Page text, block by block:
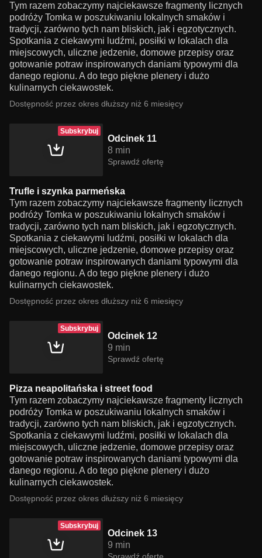
Tym razem zobaczymy najciekawsze fragmenty licznych
podróży Tomka w poszukiwaniu lokalnych smaków i
tradycji, zarówno tych nam bliskich, jak i egzotycznych.
Spotkania z ciekawymi ludźmi, posiłki w lokalach dla
miejscowych, uliczne jedzenie, domowe przepisy oraz
gotowanie potraw inspirowanych daniami typowymi dla
danego regionu. A do tego piękne plenery i dużo
kulinarnych ciekawostek.
Dostępność przez okres dłuższy niż 6 miesięcy
Subskrybuj
Odcinek 11
8 min
Sprawdź ofertę
Trufle i szynka parmeńska
Tym razem zobaczymy najciekawsze fragmenty licznych
podróży Tomka w poszukiwaniu lokalnych smaków i
tradycji, zarówno tych nam bliskich, jak i egzotycznych.
Spotkania z ciekawymi ludźmi, posiłki w lokalach dla
miejscowych, uliczne jedzenie, domowe przepisy oraz
gotowanie potraw inspirowanych daniami typowymi dla
danego regionu. A do tego piękne plenery i dużo
kulinarnych ciekawostek.
Dostępność przez okres dłuższy niż 6 miesięcy
Subskrybuj
Odcinek 12
9 min
Sprawdź ofertę
Pizza neapolitańska i street food
Tym razem zobaczymy najciekawsze fragmenty licznych
podróży Tomka w poszukiwaniu lokalnych smaków i
tradycji, zarówno tych nam bliskich, jak i egzotycznych.
Spotkania z ciekawymi ludźmi, posiłki w lokalach dla
miejscowych, uliczne jedzenie, domowe przepisy oraz
gotowanie potraw inspirowanych daniami typowymi dla
danego regionu. A do tego piękne plenery i dużo
kulinarnych ciekawostek.
Dostępność przez okres dłuższy niż 6 miesięcy
Subskrybuj
Odcinek 13
9 min